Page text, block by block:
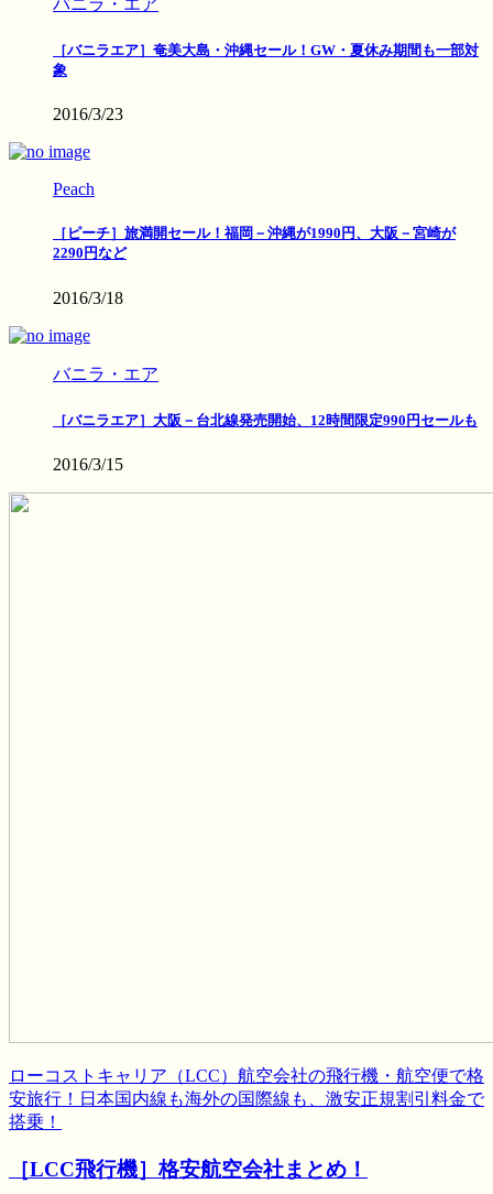
［バニラエア］奄美大島・沖縄セール！GW・夏休み期間も一部対
象
2016/3/23
Peach
［ピーチ］旅満開セール！福岡－沖縄が1990円、大阪－宮崎が
2290円など
2016/3/18
バニラ・エア
［バニラエア］大阪－台北線発売開始、12時間限定990円セールも
2016/3/15
ローコストキャリア（LCC）航空会社の飛行機・航空便で格
安旅行！日本国内線も海外の国際線も、激安正規割引料金で
搭乗！
［LCC飛行機］格安航空会社まとめ！